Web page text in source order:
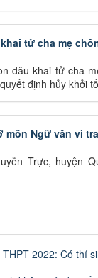
tử cha mẹ
dâu khai tử cha
định hủy khởi tố
môn Ngữ văn vì
Trực, huyện
2022: Có thí